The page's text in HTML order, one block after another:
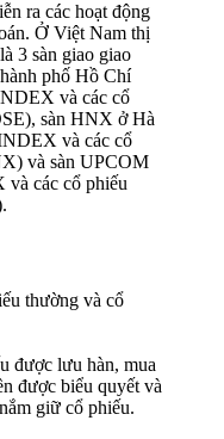
ra các hoạt động
Ở Việt Nam thị
3 sàn giao giao
phố Hồ Chí
và các cổ
sàn HNX ở Hà
và các cổ
và sàn UPCOM
các cổ phiếu
thường và cổ
được lưu hàn, mua
được biểu quyết và
giữ cổ phiếu.